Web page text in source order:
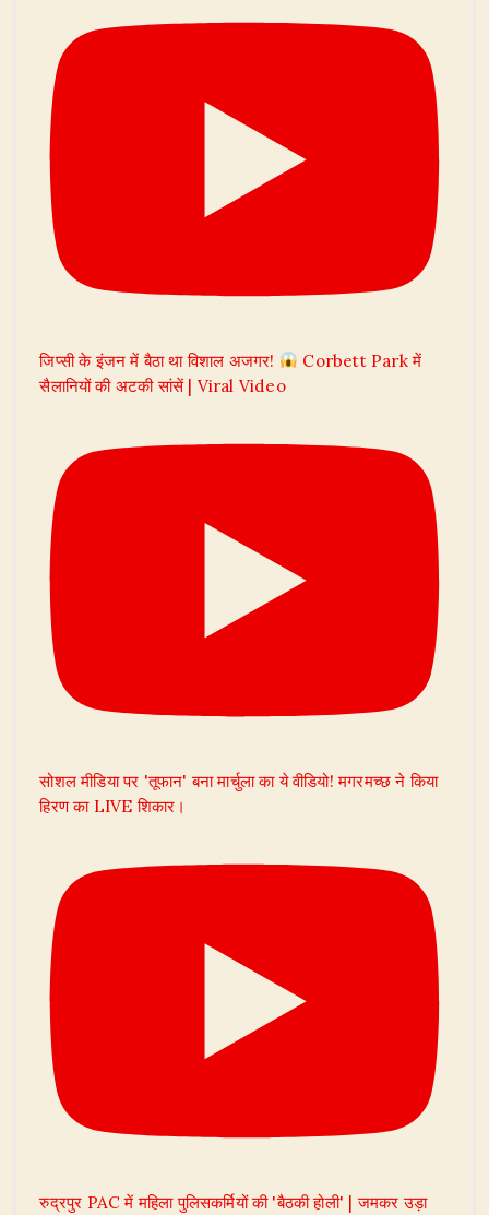
जिप्सी के इंजन में बैठा था विशाल अजगर!
Corbett Park में
सैलानियों की अटकी सांसें | Viral Video
सोशल मीडिया पर 'तूफान' बना मार्चुला का ये वीडियो! मगरमच्छ ने किया
हिरण का LIVE शिकार।
रुद्रपुर PAC में महिला पुलिसकर्मियों की 'बैठकी होली' | जमकर उड़ा